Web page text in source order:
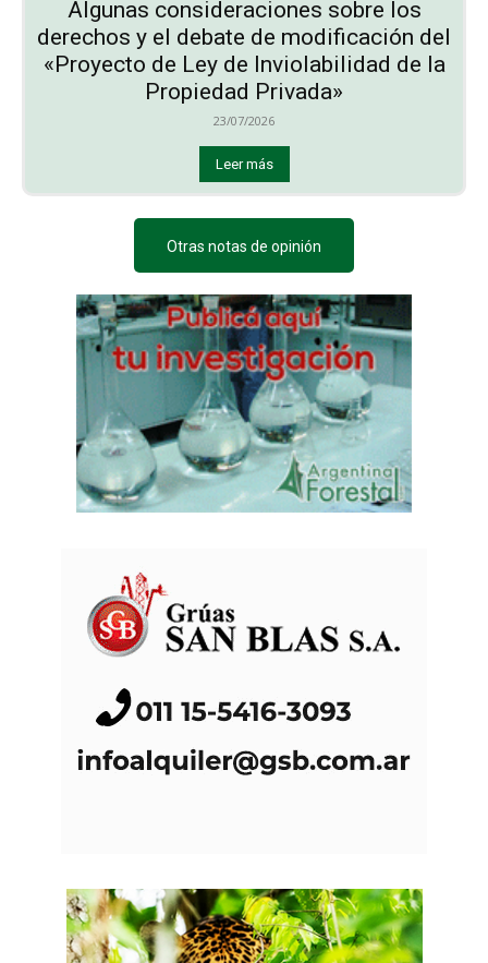
Algunas consideraciones sobre los
derechos y el debate de modificación del
«Proyecto de Ley de Inviolabilidad de la
Propiedad Privada»
23/07/2026
Leer más
Otras notas de opinión